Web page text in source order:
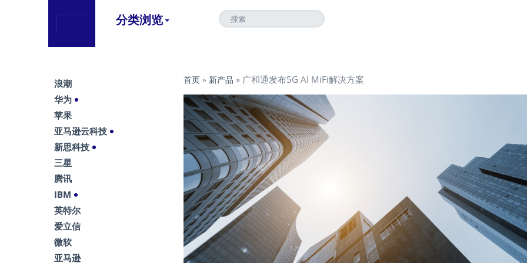
分类浏览
首页 » 新产品 » 广和通发布5G AI MiFi解决方案
浪潮
华为
苹果
亚马逊云科技
新思科技
三星
腾讯
IBM
英特尔
爱立信
微软
亚马逊